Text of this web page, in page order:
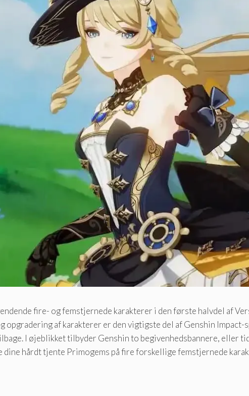
fire- og femstjernede karakterer i den første halvdel af
opgradering af karakterer er den vigtigste del af Genshin
I øjeblikket tilbyder Genshin to begivenhedsbannere, eller
dine hårdt tjente Primogems på fire forskellige femstjernede